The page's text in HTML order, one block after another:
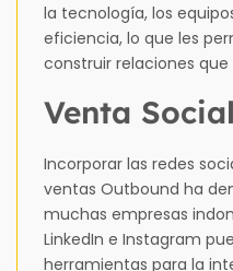
la tecnología, los
eficiencia, lo que les
construir relaciones
Venta Social
Incorporar las redes
ventas Outbound ha
muchas empresas
LinkedIn e Instagram
herramientas para la